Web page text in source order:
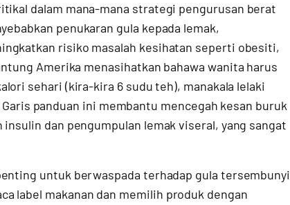
dalam mana-mana strategi pengurusan berat
penukaran gula kepada lemak,
risiko masalah kesihatan seperti obesiti,
Amerika menasihatkan bahawa wanita harus
sehari (kira-kira 6 sudu teh), manakala lelaki
panduan ini membantu mencegah kesan buruk
dan pengumpulan lemak viseral, yang sangat
untuk berwaspada terhadap gula tersembunyi
label makanan dan memilih produk dengan